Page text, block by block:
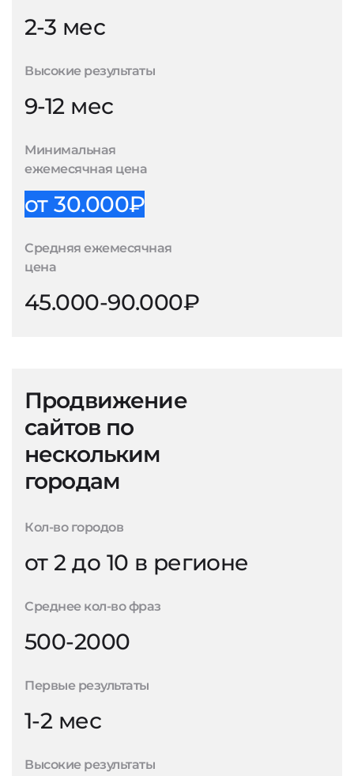
2-3 мес
Высокие результаты
9-12 мес
Минимальная
ежемесячная цена
от 30.000₽
Средняя ежемесячная
цена
45.000-90.000₽
Продвижение
сайтов по
нескольким
городам
Кол-во городов
от 2 до 10 в регионе
Среднее кол-во фраз
500-2000
Первые результаты
1-2 мес
Высокие результаты